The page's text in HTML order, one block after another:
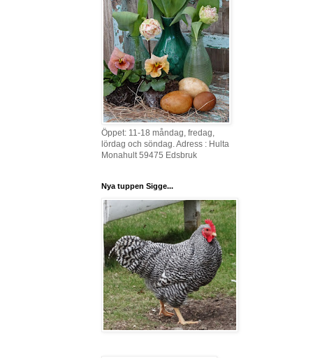
Öppet: 11-18 måndag, fredag,
lördag och söndag. Adress : Hulta
Monahult 59475 Edsbruk
Nya tuppen Sigge...